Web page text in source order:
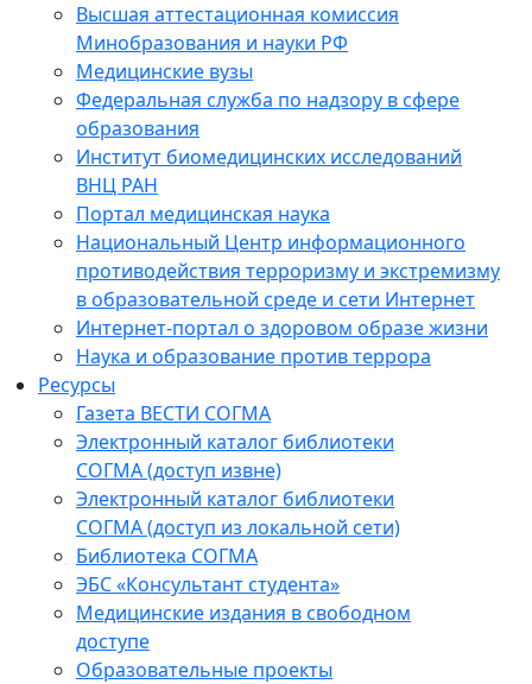
Высшая аттестационная комиссия
Минобразования и науки РФ
Медицинские вузы
Федеральная служба по надзору в сфере
образования
Институт биомедицинских исследований
ВНЦ РАН
Портал медицинская наука
Национальный Центр информационного
противодействия терроризму и экстремизму
в образовательной среде и сети Интернет
Интернет-портал о здоровом образе жизни
Наука и образование против террора
Ресурсы
Газета ВЕСТИ СОГМА
Электронный каталог библиотеки
СОГМА (доступ извне)
Электронный каталог библиотеки
СОГМА (доступ из локальной сети)
Библиотека СОГМА
ЭБС «Консультант студента»
Медицинские издания в свободном
доступе
Образовательные проекты